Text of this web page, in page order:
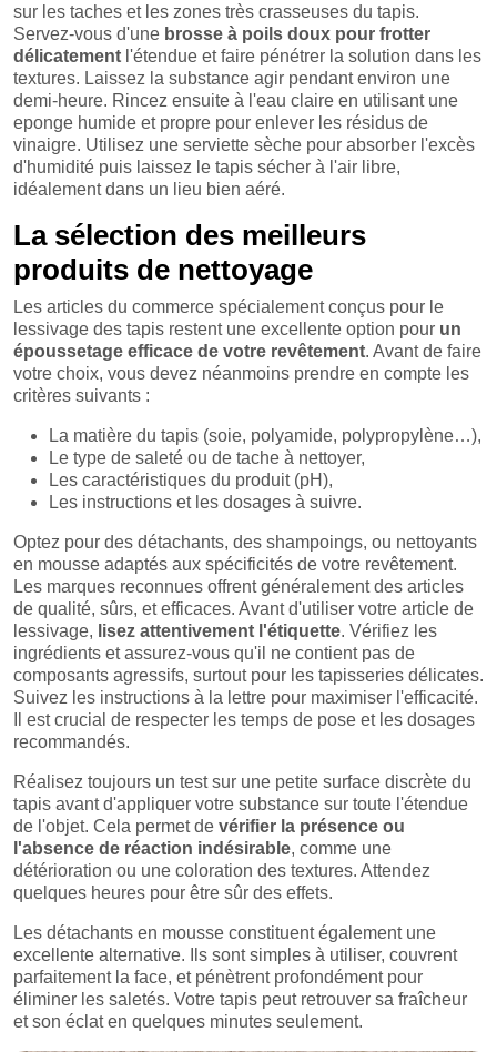
sur les taches et les zones très crasseuses du tapis.
Servez-vous d'une brosse à poils doux pour frotter
délicatement l'étendue et faire pénétrer la solution dans les
textures. Laissez la substance agir pendant environ une
demi-heure. Rincez ensuite à l'eau claire en utilisant une
eponge humide et propre pour enlever les résidus de
vinaigre. Utilisez une serviette sèche pour absorber l'excès
d'humidité puis laissez le tapis sécher à l'air libre,
idéalement dans un lieu bien aéré.
La sélection des meilleurs
produits de nettoyage
Les articles du commerce spécialement conçus pour le
lessivage des tapis restent une excellente option pour un
époussetage efficace de votre revêtement. Avant de faire
votre choix, vous devez néanmoins prendre en compte les
critères suivants :
La matière du tapis (soie, polyamide, polypropylène…),
Le type de saleté ou de tache à nettoyer,
Les caractéristiques du produit (pH),
Les instructions et les dosages à suivre.
Optez pour des détachants, des shampoings, ou nettoyants
en mousse adaptés aux spécificités de votre revêtement.
Les marques reconnues offrent généralement des articles
de qualité, sûrs, et efficaces. Avant d'utiliser votre article de
lessivage, lisez attentivement l'étiquette. Vérifiez les
ingrédients et assurez-vous qu'il ne contient pas de
composants agressifs, surtout pour les tapisseries délicates.
Suivez les instructions à la lettre pour maximiser l'efficacité.
Il est crucial de respecter les temps de pose et les dosages
recommandés.
Réalisez toujours un test sur une petite surface discrète du
tapis avant d'appliquer votre substance sur toute l'étendue
de l'objet. Cela permet de vérifier la présence ou
l'absence de réaction indésirable, comme une
détérioration ou une coloration des textures. Attendez
quelques heures pour être sûr des effets.
Les détachants en mousse constituent également une
excellente alternative. Ils sont simples à utiliser, couvrent
parfaitement la face, et pénètrent profondément pour
éliminer les saletés. Votre tapis peut retrouver sa fraîcheur
et son éclat en quelques minutes seulement.